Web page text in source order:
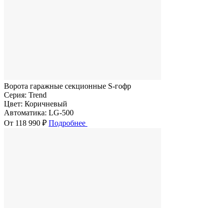
Ворота гаражные секционные S-гофр
Серия: Trend
Цвет: Коричневый
Автоматика: LG-500
От 118 990 ₽ Подробнее